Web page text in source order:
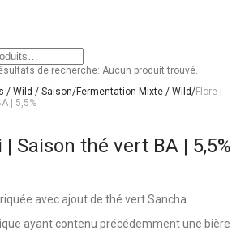
de recherche: Aucun produit trouvé.
/ Wild / Saison/Fermentation Mixte / Wild/Flore |
| 5,5%
Saison thé vert BA | 5,5%
avec ajout de thé vert Sancha.
ayant contenu précédemment une bière